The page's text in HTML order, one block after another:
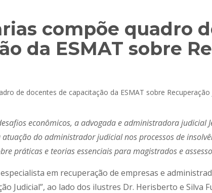
compõe quadro
da ESMAT sobre
econômicos, a advogada e administradora judicial
do administrador judicial nos processos de
práticas e teorias essenciais para magistrados e
especialista em recuperação de empresas e
Judicial”, ao lado dos ilustres Dr. Herisberto e